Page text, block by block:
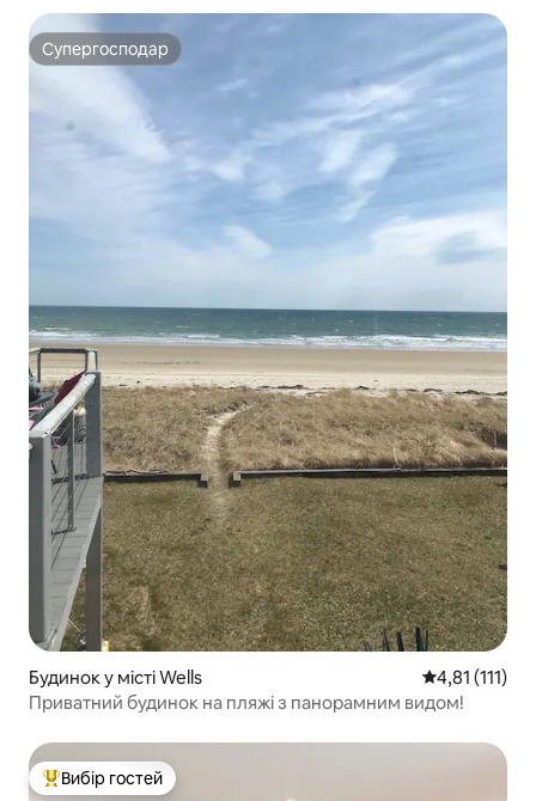
Супергосподар
Супергосподар
Будинок у місті Wells Середня
4,81 (111)
Приватний будинок на пляжі з панорамним видом!
Топ вибір гостей
Вибір гостей